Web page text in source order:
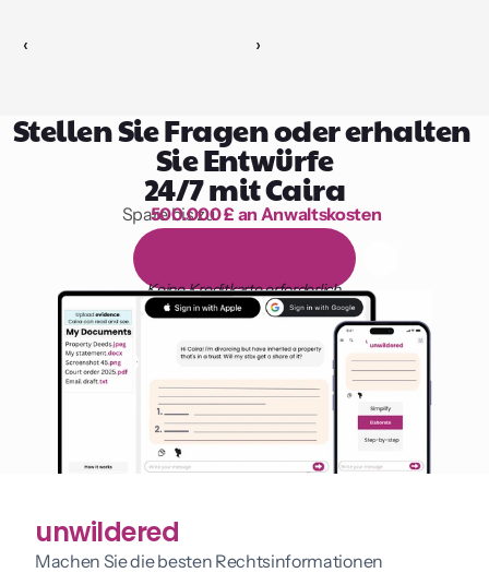
‹ ›
Stellen Sie Fragen oder erhalten
Sie Entwürfe
24/7 mit Caira
1.000 Stunden Lesen
Spare bis zu
500.000 £ an Anwaltskosten
äg on
Keine Kreditkarte erforderlich
unwildered
Machen Sie die besten Rechtsinformationen